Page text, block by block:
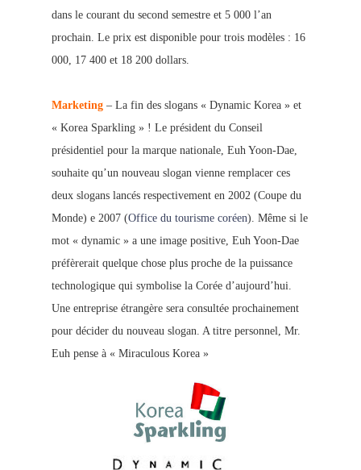
dans le courant du second semestre et 5 000 l’an
prochain. Le prix est disponible pour trois modèles : 16
000, 17 400 et 18 200 dollars.
Marketing – La fin des slogans « Dynamic Korea » et
« Korea Sparkling » ! Le président du Conseil
présidentiel pour la marque nationale, Euh Yoon-Dae,
souhaite qu’un nouveau slogan vienne remplacer ces
deux slogans lancés respectivement en 2002 (Coupe du
Monde) e 2007 (Office du tourisme coréen). Même si le
mot « dynamic » a une image positive, Euh Yoon-Dae
préfèrerait quelque chose plus proche de la puissance
technologique qui symbolise la Corée d’aujourd’hui.
Une entreprise étrangère sera consultée prochainement
pour décider du nouveau slogan. A titre personnel, Mr.
Euh pense à « Miraculous Korea »